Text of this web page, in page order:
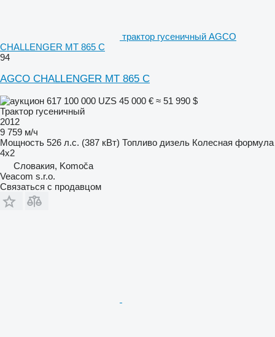
трактор гусеничный AGCO
CHALLENGER MT 865 C
94
AGCO CHALLENGER MT 865 C
617 100 000 UZS 45 000 € ≈ 51 990 $
Трактор гусеничный
2012
9 759 м/ч
Мощность 526 л.с. (387 кВт) Топливо дизель Колесная формула
4x2
Словакия, Komoča
Veacom s.r.o.
Связаться с продавцом